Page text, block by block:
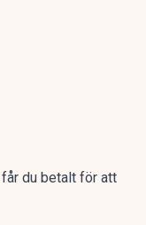
du betalt för att